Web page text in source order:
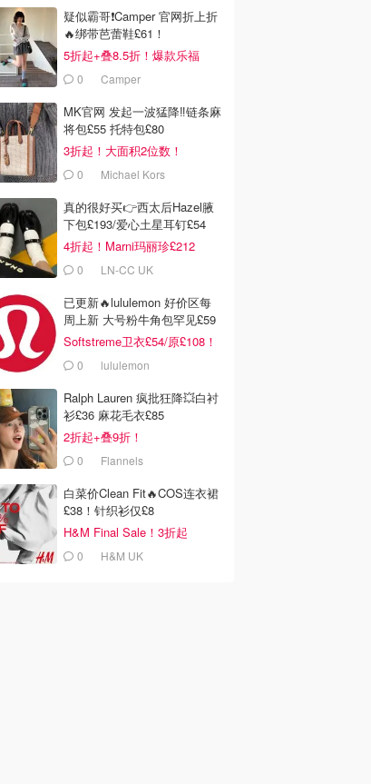
疑似霸哥❗️Camper 官网折上折
🔥绑带芭蕾鞋£61！
5折起+叠8.5折！爆款乐福
£68！
0 Camper
MK官网 发起一波猛降‼️链条麻
将包£55 托特包£80
3折起！大面积2位数！
0 Michael Kors
真的很好买👉西太后Hazel腋
下包£193/爱心土星耳钉£54
4折起！Marni玛丽珍£212
0 LN-CC UK
已更新🔥lululemon 好价区每
周上新 大号粉牛角包罕见£59
Softstreme卫衣£54/原£108！
0 lululemon
Ralph Lauren 疯批狂降💥白衬
衫£36 麻花毛衣£85
2折起+叠9折！
0 Flannels
白菜价Clean Fit🔥COS连衣裙
£38！针织衫仅£8
H&M Final Sale！3折起
0 H&M UK